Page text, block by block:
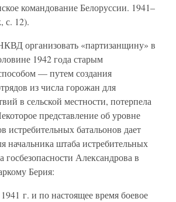
командование Белоруссии. 1941–
с. 12).
организовать «партизанщину» в
1942 года старым
— путем создания
из числа горожан для
в сельской местности, потерпела
представление об уровне
истребительных батальонов дает
начальника штаба истребительных
госбезопасности Александрова в
Берия:
г. и по настоящее время боевое